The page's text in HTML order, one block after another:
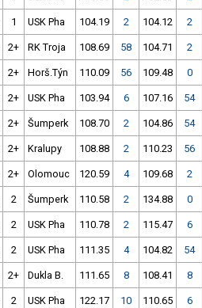
1 USK Pha 104.19 2 104.12 2
2+ RK Troja 108.69 58 104.71 2
2+ Horš.Týn 110.09 56 109.48 0
2+ USK Pha 103.94 6 107.16 54
2+ Šumperk 108.70 2 104.86 54
2+ Kralupy 108.88 2 110.23 56
2+ Olomouc 120.59 4 109.68 2
2 Šumperk 110.58 2 134.88 0
2 USK Pha 110.78 2 115.47 6
2 USK Pha 111.35 4 104.82 54
2+ Dukla B. 111.65 8 108.41 8
2 USK Pha 122.17 10 110.65 6